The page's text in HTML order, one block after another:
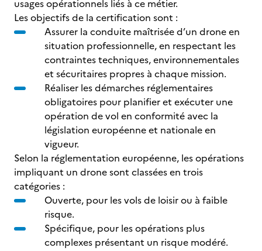
usages opérationnels liés à ce métier.
Les objectifs de la certification sont :
Assurer la conduite maîtrisée d’un drone en
situation professionnelle, en respectant les
contraintes techniques, environnementales
et sécuritaires propres à chaque mission.
Réaliser les démarches réglementaires
obligatoires pour planifier et exécuter une
opération de vol en conformité avec la
législation européenne et nationale en
vigueur.
Selon la réglementation européenne, les opérations
impliquant un drone sont classées en trois
catégories :
Ouverte, pour les vols de loisir ou à faible
risque.
Spécifique, pour les opérations plus
complexes présentant un risque modéré.